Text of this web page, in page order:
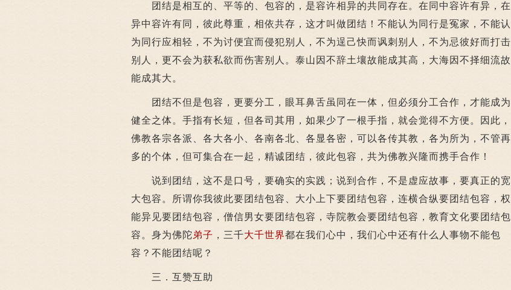
团结是相互的、平等的、包容的，是容许相异的共同存在。在同中容许有异，在
异中容许有同，彼此尊重，相依共存，这才叫做团结！不能认为同行是冤家，不能认
为同行应相轻，不为讨便宜而侵犯别人，不为逞己快而讽刺别人，不为忌彼好而打击
别人，更不会为获私欲而伤害别人。泰山因不辞土壤故能成其高，大海因不择细流故
能成其大。
团结不但是包容，更要分工，眼耳鼻舌虽同在一体，但必须分工合作，才能成为
健全之体。手指有长短，但各司其用，如果少了一根手指，就会觉得不方便。因此，
佛教各宗各派、各大各小、各南各北、各显各密，可以各传其教，各为所为，不管再
多的个体，但可集合在一起，精诚团结，彼此包容，共为佛教兴隆而携手合作！
说到团结，这不是口号，要确实的实践；说到合作，不是虚应故事，要真正的宽
大包容。所谓你我彼此要团结包容、大小上下要团结包容，连横合纵要团结包容，权
能异见要团结包容，僧信男女要团结包容，寺院教会要团结包容，教育文化要团结包
容。身为佛陀弟子 ，三千大千世界都在我们心中，我们心中还有什么人事物不能包
容？不能团结呢？
三．互赞互助